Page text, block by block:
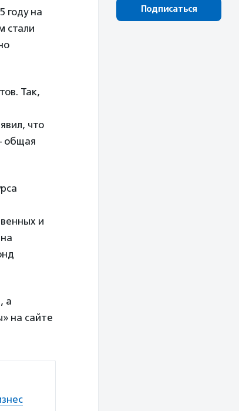
году на
стали
Так,
что
общая
и
а
на сайте
Подписаться